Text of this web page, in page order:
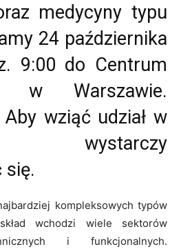
medycyny typu
24 października
9:00 do Centrum
w Warszawie.
wziąć udział w
wystarczy
się.
kompleksowych typów
wchodzi wiele sektorów
i funkcjonalnych.